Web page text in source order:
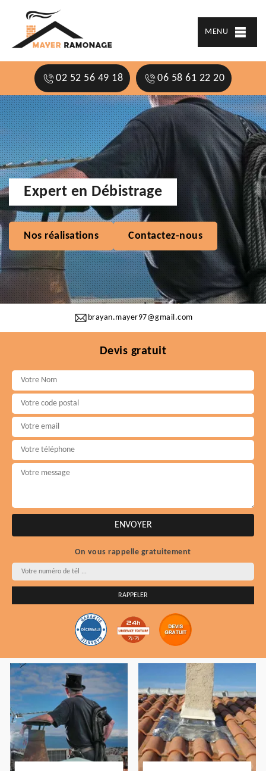
MENU
02 52 56 49 18 06 58 61 22 20
brayan.mayer97@gmail.com
Expert en Débistrage
Nos réalisations Contactez-nous
Devis gratuit
On vous rappelle gratuitement